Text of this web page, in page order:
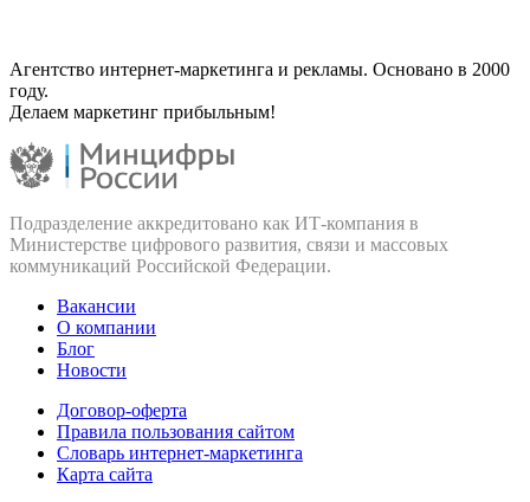
Агентство интернет-маркетинга и рекламы. Основано в 2000
году.
Делаем маркетинг прибыльным!
Подразделение аккредитовано как ИТ‑компания в
Министерстве цифрового развития, связи и массовых
коммуникаций Российской Федерации.
Вакансии
О компании
Блог
Новости
Договор-оферта
Правила пользования сайтом
Словарь интернет-маркетинга
Карта сайта